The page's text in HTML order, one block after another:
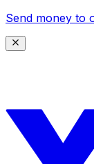
Send money to